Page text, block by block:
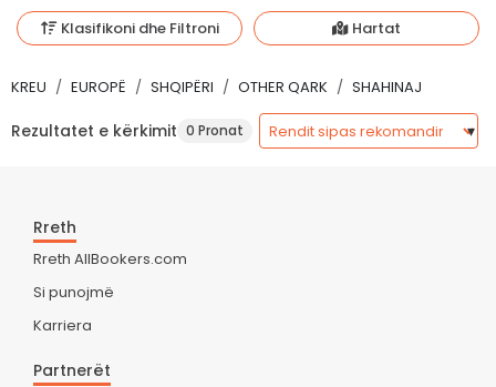
Klasifikoni dhe Filtroni Hartat
KREU EUROPË SHQIPËRI OTHER QARK SHAHINAJ
Rezultatet e kërkimit 0 Pronat
Rreth
Rreth AllBookers.com
Si punojmë
Karriera
Partnerët